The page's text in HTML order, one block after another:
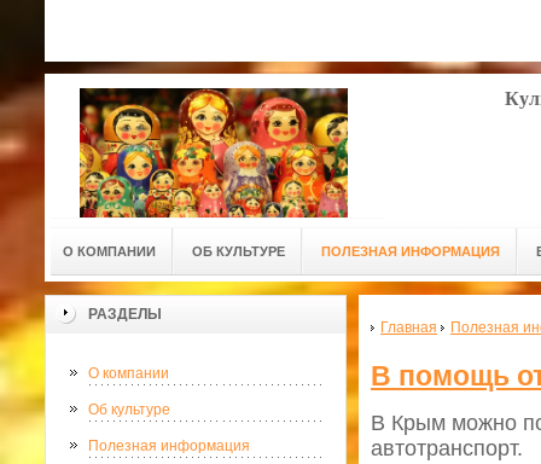
О КОМПАНИИ ОБ КУЛЬТУРЕ ПОЛЕЗНАЯ ИНФОРМАЦИЯ
РАЗДЕЛЫ
О компании
Об культуре
Полезная информация
Главная Полезная
В помощь
В Крым можно
автотранспорт.